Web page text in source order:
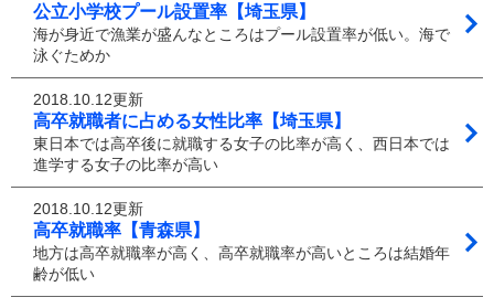
公立小学校プール設置率【埼玉県】
海が身近で漁業が盛んなところはプール設置率が低い。海で
泳ぐためか
2018.10.12更新
高卒就職者に占める女性比率【埼玉県】
東日本では高卒後に就職する女子の比率が高く、西日本では
進学する女子の比率が高い
2018.10.12更新
高卒就職率【青森県】
地方は高卒就職率が高く、高卒就職率が高いところは結婚年
齢が低い